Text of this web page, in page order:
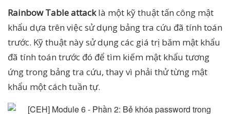
Rainbow Table attacklà một kỹ thuật tấn công mật
khẩu dựa trên việc sử dụng bảng tra cứu đã tính toán
trước. Kỹ thuật này sử dụng các giá trị băm mật khẩu
đã tính toán trước đó để tìm kiếm mật khẩu tương
ứng trong bảng tra cứu, thay vì phải thử từng mật
khẩu một cách tuần tự.